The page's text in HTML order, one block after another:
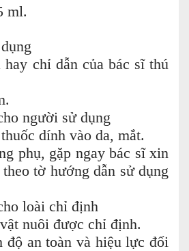
ml.
hay chỉ dẫn của bác sĩ thú
người sử dụng
dính vào da, mắt.
phụ, gặp ngay bác sĩ xin
tờ hướng dẫn sử dụng
loài chỉ định
nuôi được chỉ định.
độ an toàn và hiệu lực đối